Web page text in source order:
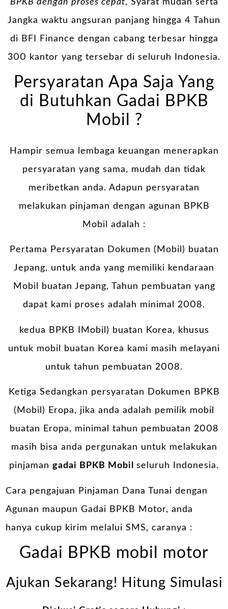
BPKB dengan proses cepat, Syarat mudah serta
Jangka waktu angsuran panjang hingga 4 Tahun
di BFI Finance dengan cabang terbesar hingga
300 kantor yang tersebar di seluruh Indonesia.
Persyaratan Apa Saja Yang
di Butuhkan Gadai BPKB
Mobil ?
Hampir semua lembaga keuangan menerapkan
persyaratan yang sama, mudah dan tidak
meribetkan anda. Adapun persyaratan
melakukan pinjaman dengan agunan BPKB
Mobil adalah :
Pertama Persyaratan Dokumen (Mobil) buatan
Jepang, untuk anda yang memiliki kendaraan
Mobil buatan Jepang, Tahun pembuatan yang
dapat kami proses adalah minimal 2008.
kedua BPKB IMobil) buatan Korea, khusus
untuk mobil buatan Korea kami masih melayani
untuk tahun pembuatan 2008.
Ketiga Sedangkan persyaratan Dokumen BPKB
(Mobil) Eropa, jika anda adalah pemilik mobil
buatan Eropa, minimal tahun pembuatan 2008
masih bisa anda pergunakan untuk melakukan
pinjaman gadai BPKB Mobil seluruh Indonesia.
Cara pengajuan Pinjaman Dana Tunai dengan
Agunan maupun Gadai BPKB Motor, anda
hanya cukup kirim melalui SMS, caranya :
Gadai BPKB mobil motor
Ajukan Sekarang! Hitung Simulasi